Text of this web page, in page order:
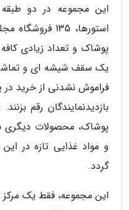
این مجموعه در دو
استورها، 135
پوشاک و تعداد زیادی
یک سقف شیشه ای و
فراموش نشدنی از خرید در
بازدیدنمایندگان رقم
پوشاک، محصولات دیگری
و مواد غذایی تازه در
گردد.
این مجموعه، فقط یک